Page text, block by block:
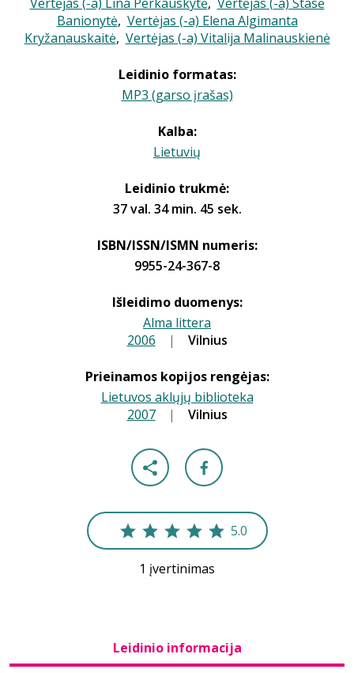
Banionytė, Vertėjas (-a) Elena Algimanta
Kryžanauskaitė, Vertėjas (-a) Vitalija Malinauskienė
Leidinio formatas:
MP3 (garso įrašas)
Kalba:
Lietuvių
Leidinio trukmė:
37 val. 34 min. 45 sek.
ISBN/ISSN/ISMN numeris:
9955-24-367-8
Išleidimo duomenys:
Alma littera
2006 | Vilnius
Prieinamos kopijos rengėjas:
Lietuvos aklųjų biblioteka
2007 | Vilnius
5.0
1 įvertinimas
Leidinio informacija